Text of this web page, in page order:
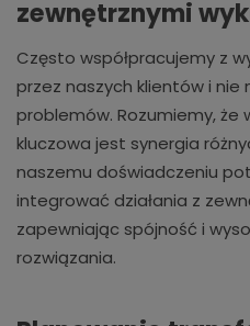
zewnętrznymi
Często współpracujemy z
przez naszych klientów i
problemów. Rozumiemy, że
kluczowa jest synergia
naszemu doświadczeniu
integrować działania z
zapewniając spójność i
rozwiązania.